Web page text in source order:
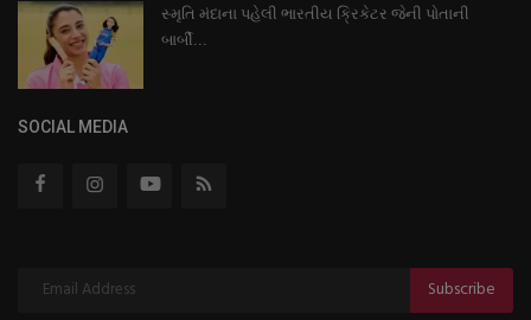
સ્મૃતિ મંદાના પહેલી ભારતીય ક્રિકેટર જેની પોતાની
બાર્બી...
SOCIAL MEDIA
Subscribe